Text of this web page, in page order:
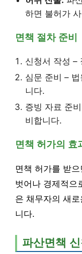
하면 불허가
면책 절차 준비
신청서 작성 –
심문 준비 –
니다.
증빙 자료 준
비합니다.
면책 허가의 효
면책 허가를 받
벗어나 경제적으
은 채무자의 새
니다.
파산면책